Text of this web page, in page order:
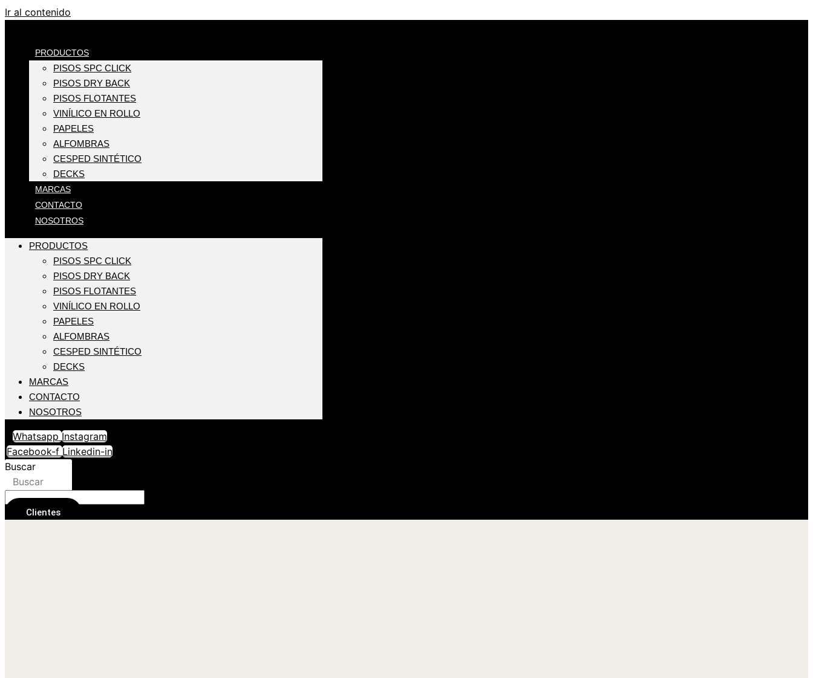
Ir al contenido
PRODUCTOS
PISOS SPC CLICK
PISOS DRY BACK
PISOS FLOTANTES
VINÍLICO EN ROLLO
PAPELES
ALFOMBRAS
CESPED SINTÉTICO
DECKS
MARCAS
CONTACTO
NOSOTROS
PRODUCTOS
PISOS SPC CLICK
PISOS DRY BACK
PISOS FLOTANTES
VINÍLICO EN ROLLO
PAPELES
ALFOMBRAS
CESPED SINTÉTICO
DECKS
MARCAS
CONTACTO
NOSOTROS
Whatsapp Instagram
Facebook-f Linkedin-in
Buscar
Buscar
Clientes